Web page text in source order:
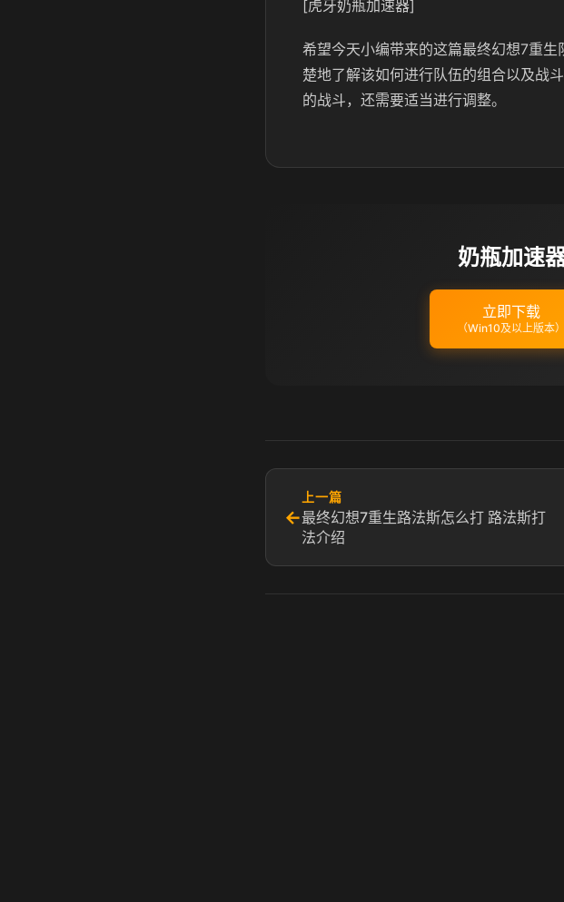
[虎牙奶瓶加速器]
希望今天小编带来的这篇最终幻想7重
楚地了解该如何进行队伍的组合以及战
的战斗，还需要适当进行调整。
奶瓶加速
立即下载
（Win10及以上版本）
←
上一篇
最终幻想7重生路法斯怎么打 路法斯打
法介绍